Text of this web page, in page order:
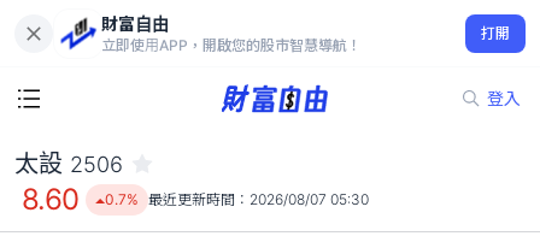
財富自由
立即使用APP，開啟您的股市智慧導航！
打開
登入
8.60
0.7%
太設 2506
8.60 0.7% 最近更新時間： 2026/08/07 05:30